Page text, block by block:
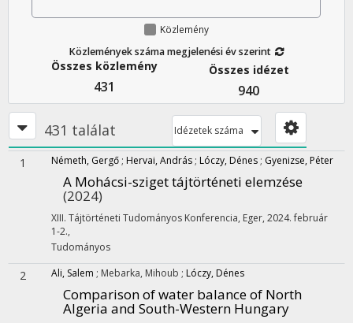
Közlemény
Közlemények száma megjelenési év szerint
Összes közlemény
431
Összes idézet
940
431 találat Idézetek száma
1 Németh, Gergő ; Hervai, András ; Lóczy, Dénes ; Gyenizse, Péter
A Mohácsi-sziget tájtörténeti elemzése
(2024)
XIII. Tájtörténeti Tudományos Konferencia, Eger, 2024. február
1-2.,
Tudományos
2 Ali, Salem ; Mebarka, Mihoub ; Lóczy, Dénes
Comparison of water balance of North
Algeria and South-Western Hungary